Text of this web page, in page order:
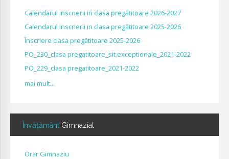
Calendarul inscrierii in clasa pregătitoare 2026-2027
Calendarul inscrierii in clasa pregătitoare 2025-2026
Înscriere clasa pregătitoare 2025-2026
PO_230_clasa pregatitoare_sit.exceptionale_2021-2022
PO_229_clasa pregatitoare_2021-2022
mai mult...
Învățământ Gimnazial
Orar Gimnaziu